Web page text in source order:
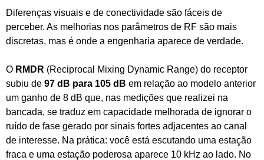
Diferenças visuais e de conectividade são fáceis de
perceber. As melhorias nos parâmetros de RF são mais
discretas, mas é onde a engenharia aparece de verdade.
O RMDR (Reciprocal Mixing Dynamic Range) do receptor
subiu de 97 dB para 105 dB em relação ao modelo anterior
um ganho de 8 dB que, nas medições que realizei na
bancada, se traduz em capacidade melhorada de ignorar o
ruído de fase gerado por sinais fortes adjacentes ao canal
de interesse. Na prática: você está escutando uma estação
fraca e uma estação poderosa aparece 10 kHz ao lado. No